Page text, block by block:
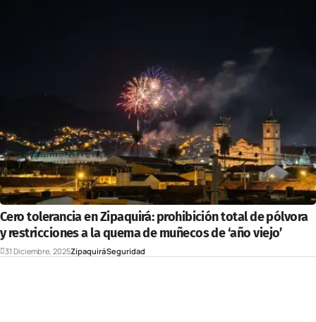
Cero tolerancia en Zipaquirá: prohibición total de pólvora
y restricciones a la quema de muñecos de ‘año viejo’
31 Diciembre, 2025ZipaquiráSeguridad